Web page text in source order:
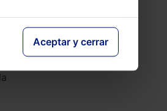
Aceptar y cerrar